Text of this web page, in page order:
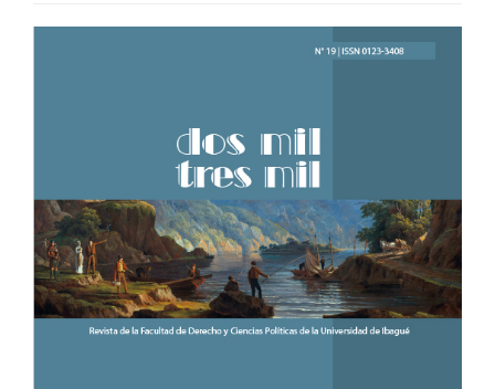
BARRA